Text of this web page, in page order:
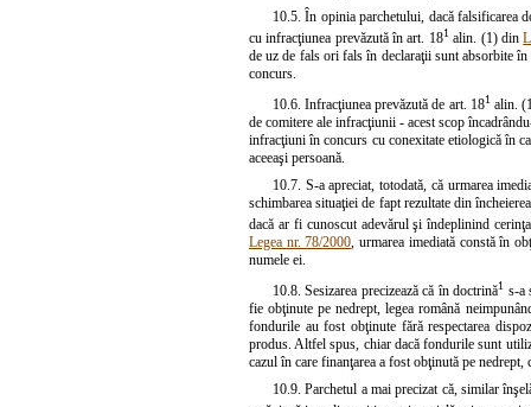
10.5. În opinia parchetului, dacă falsificarea
cu infracţiunea prevăzută în art. 181alin. (1) din
de uz de fals ori fals în declaraţii sunt absorbite
concurs.
10.6. Infracţiunea prevăzută de art. 181alin.
de comitere ale infracţiunii - acest scop
infracţiuni în concurs cu conexitate etiologică în
aceeaşi persoană.
10.7. S-a apreciat, totodată, că urmarea
schimbarea situaţiei de fapt rezultate din
dacă ar fi cunoscut adevărul şi îndeplinind
Legea nr. 78/2000, urmarea imediată constă în
numele ei.
10.8. Sesizarea precizează că în doctrină1 s-a
fie obţinute pe nedrept, legea română
fondurile au fost obţinute fără respectarea
produs. Altfel spus, chiar dacă fondurile sunt
cazul în care finanţarea a fost obţinută pe
10.9. Parchetul a mai precizat că, similar